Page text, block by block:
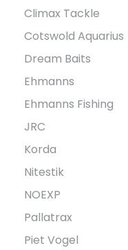
Climax Tackle
Cotswold Aquarius
Dream Baits
Ehmanns
Ehmanns Fishing
JRC
Korda
Nitestik
NOEXP
Pallatrax
Piet Vogel